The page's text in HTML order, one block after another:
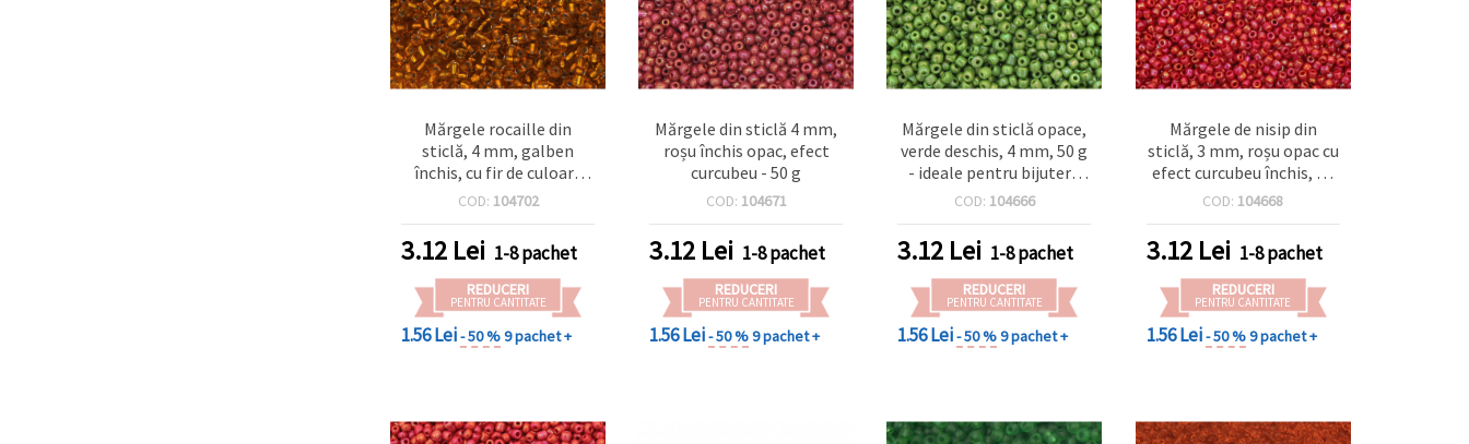
Mărgele rocaille din
sticlă, 4 mm, galben
închis, cu fir de culoare
argintie, 50 g
COD: 104702
3.12 Lei 1-8 pachet
REDUCERI
PENTRU CANTITATE
1.56 Lei- 50 %9 pachet +
Mărgele din sticlă 4 mm,
roșu închis opac, efect
curcubeu - 50 g
COD: 104671
3.12 Lei 1-8 pachet
REDUCERI
PENTRU CANTITATE
1.56 Lei- 50 %9 pachet +
Mărgele din sticlă opace,
verde deschis, 4 mm, 50 g
- ideale pentru bijuterii
handmade, DIY și proiecte
COD: 104666
3.12 Lei 1-8 pachet
REDUCERI
PENTRU CANTITATE
1.56 Lei- 50 %9 pachet +
Mărgele de nisip din
sticlă, 3 mm, roșu opac cu
efect curcubeu închis, 50
grame
COD: 104668
3.12Lei 1-8 pachet
REDUCERI
PENTRU CANTITATE
1.56 Lei- 50 %9 pachet +